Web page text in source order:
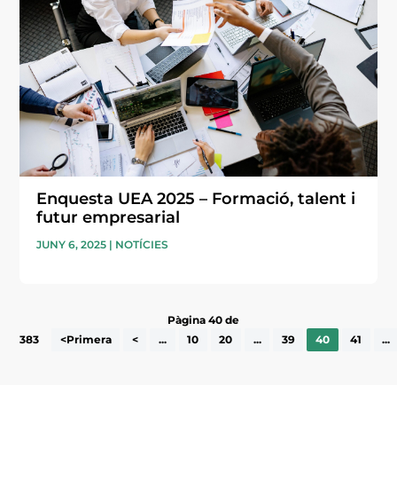
Enquesta UEA 2025 – Formació, talent i
futur empresarial
JUNY 6, 2025 | NOTÍCIES
Pàgina 40 de
383
<Primera < ... 10 20 ... 39 40 41 ...